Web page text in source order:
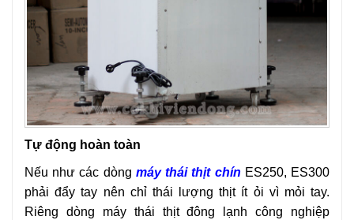
Tự động hoàn toàn
Nếu như các dòng máy thái thịt chín ES250, ES300
phải đẩy tay nên chỉ thái lượng thịt ít ỏi vì mỏi tay.
Riêng dòng máy thái thịt đông lạnh công nghiệp